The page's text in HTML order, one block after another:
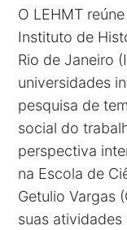
O LEHMT
Instituto de
Rio de Janeiro
universidades
pesquisa de
social do
perspectiva
na Escola de
Getulio Vargas
suas atividades